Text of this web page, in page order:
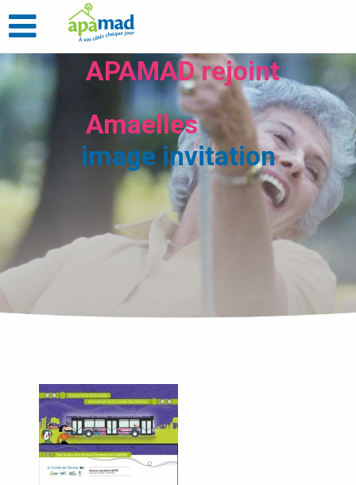
APAMAD rejoint
Amaelles
image invitation